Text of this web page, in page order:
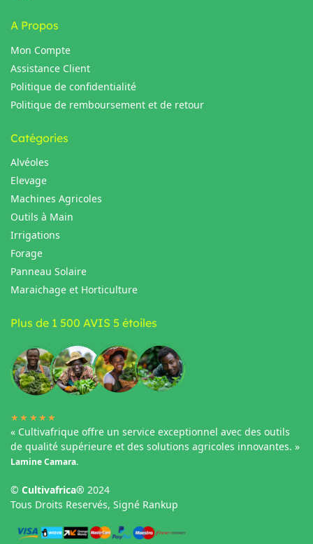
A Propos
Mon Compte
Assistance Client
Politique de confidentialité
Politique de remboursement et de retour
Catégories
Alvéoles
Elevage
Machines Agricoles
Outils à Main
Irrigations
Forage
Panneau Solaire
Maraichage et Horticulture
Plus de 1 500 AVIS 5 étoiles
★★★★★
« Cultivafrique offre un service exceptionnel avec des outils
de qualité supérieure et des solutions agricoles innovantes. »
Lamine Camara.
© Cultivafrica® 2024
Tous Droits Reservés, Signé Rankup